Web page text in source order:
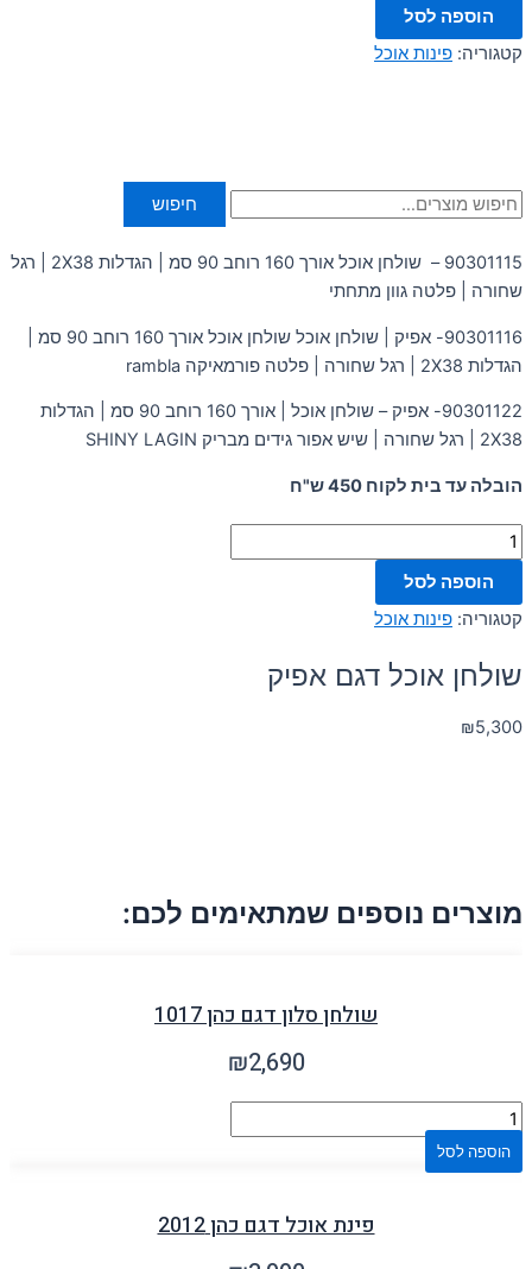
הוספה לסל
קטגוריה: פינות אוכל
חיפוש
90301115 – שולחן אוכל אורך 160 רוחב 90 סמ | הגדלות 2X38 | רגל
שחורה | פלטה גוון מתחתי
90301116- אפיק | שולחן אוכל שולחן אוכל אורך 160 רוחב 90 סמ |
הגדלות 2X38 | רגל שחורה | פלטה פורמאיקה rambla
90301122- אפיק – שולחן אוכל | אורך 160 רוחב 90 סמ | הגדלות
2X38 | רגל שחורה | שיש אפור גידים מבריק SHINY LAGIN
הובלה עד בית לקוח 450 ש"ח
הוספה לסל
קטגוריה: פינות אוכל
שולחן אוכל דגם אפיק
₪5,300
מוצרים נוספים שמתאימים לכם:
שולחן סלון דגם כהן 1017
₪2,690
הוספה לסל
פינת אוכל דגם כהן 2012